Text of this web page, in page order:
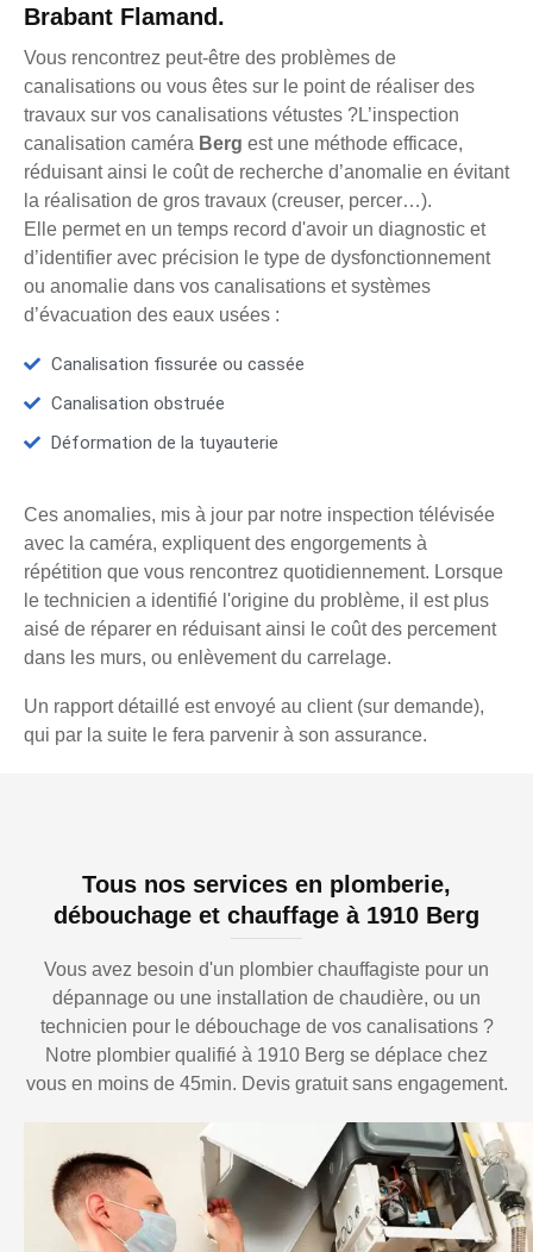
Brabant Flamand.
Vous rencontrez peut-être des problèmes de
canalisations ou vous êtes sur le point de réaliser des
travaux sur vos canalisations vétustes ?L’inspection
canalisation caméra Berg est une méthode efficace,
réduisant ainsi le coût de recherche d’anomalie en évitant
la réalisation de gros travaux (creuser, percer…).
Elle permet en un temps record d'avoir un diagnostic et
d’identifier avec précision le type de dysfonctionnement
ou anomalie dans vos canalisations et systèmes
d’évacuation des eaux usées :
Canalisation fissurée ou cassée
Canalisation obstruée
Déformation de la tuyauterie
Ces anomalies, mis à jour par notre inspection télévisée
avec la caméra, expliquent des engorgements à
répétition que vous rencontrez quotidiennement. Lorsque
le technicien a identifié l'origine du problème, il est plus
aisé de réparer en réduisant ainsi le coût des percement
dans les murs, ou enlèvement du carrelage.
Un rapport détaillé est envoyé au client (sur demande),
qui par la suite le fera parvenir à son assurance.
Tous nos services en plomberie,
débouchage et chauffage à 1910 Berg
Vous avez besoin d'un plombier chauffagiste pour un
dépannage ou une installation de chaudière, ou un
technicien pour le débouchage de vos canalisations ?
Notre plombier qualifié à 1910 Berg se déplace chez
vous en moins de 45min. Devis gratuit sans engagement.